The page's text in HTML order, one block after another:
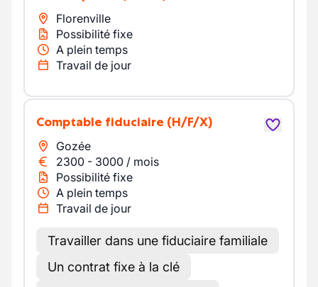
Florenville
Possibilité fixe
A plein temps
Travail de jour
Comptable fiduciaire (H/F/X)
Gozée
2300 - 3000 / mois
Possibilité fixe
A plein temps
Travail de jour
Travailler dans une fiduciaire familiale
Un contrat fixe à la clé